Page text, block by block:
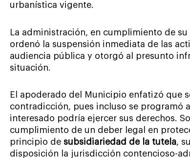
urbanística vigente.
La administración, en cumplimiento de
ordenó la suspensión inmediata de las
audiencia pública y otorgó al presunto
situación.
El apoderado del Municipio enfatizó que
contradicción, pues incluso se programó
interesado podría ejercer sus derechos.
cumplimiento de un deber legal en
principio de subsidiariedad de la tutela,
disposición la jurisdicción contencioso-